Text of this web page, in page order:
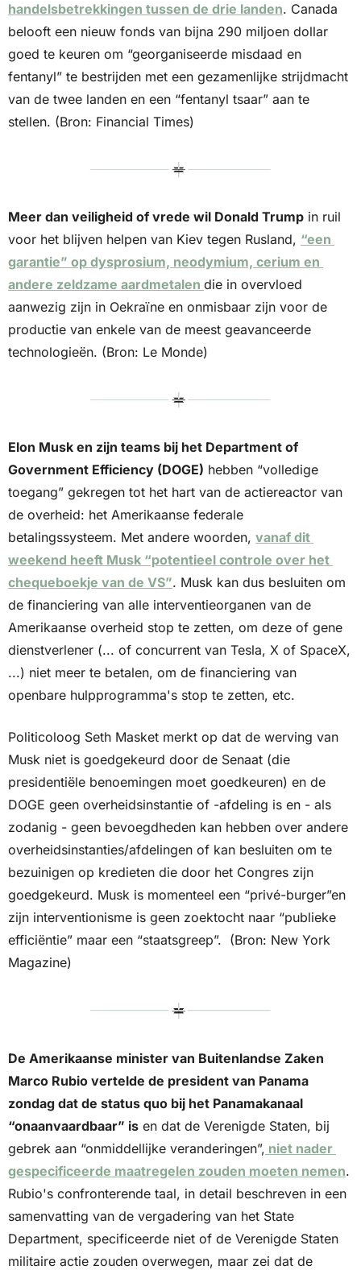
handelsbetrekkingen tussen de drie landen. Canada
belooft een nieuw fonds van bijna 290 miljoen dollar
goed te keuren om “georganiseerde misdaad en
fentanyl” te bestrijden met een gezamenlijke strijdmacht
van de twee landen en een “fentanyl tsaar” aan te
stellen. (Bron: Financial Times)
Meer dan veiligheid of vrede wil Donald Trump in ruil
voor het blijven helpen van Kiev tegen Rusland, “een
garantie” op dysprosium, neodymium, cerium en
andere zeldzame aardmetalen die in overvloed
aanwezig zijn in Oekraïne en onmisbaar zijn voor de
productie van enkele van de meest geavanceerde
technologieën. (Bron: Le Monde)
Elon Musk en zijn teams bij het Department of
Government Efficiency (DOGE) hebben “volledige
toegang” gekregen tot het hart van de actiereactor van
de overheid: het Amerikaanse federale
betalingssysteem. Met andere woorden, vanaf dit
weekend heeft Musk “potentieel controle over het
chequeboekje van de VS”. Musk kan dus besluiten om
de financiering van alle interventieorganen van de
Amerikaanse overheid stop te zetten, om deze of gene
dienstverlener (... of concurrent van Tesla, X of SpaceX,
...) niet meer te betalen, om de financiering van
openbare hulpprogramma's stop te zetten, etc.
Politicoloog Seth Masket merkt op dat de werving van
Musk niet is goedgekeurd door de Senaat (die
presidentiële benoemingen moet goedkeuren) en de
DOGE geen overheidsinstantie of -afdeling is en - als
zodanig - geen bevoegdheden kan hebben over andere
overheidsinstanties/afdelingen of kan besluiten om te
bezuinigen op kredieten die door het Congres zijn
goedgekeurd. Musk is momenteel een “privé-burger”en
zijn interventionisme is geen zoektocht naar “publieke
efficiëntie” maar een “staatsgreep”.  (Bron: New York
Magazine)
De Amerikaanse minister van Buitenlandse Zaken
Marco Rubio vertelde de president van Panama
zondag dat de status quo bij het Panamakanaal
“onaanvaardbaar” is en dat de Verenigde Staten, bij
gebrek aan “onmiddellijke veranderingen”, niet nader
gespecificeerde maatregelen zouden moeten nemen.
Rubio's confronterende taal, in detail beschreven in een
samenvatting van de vergadering van het State
Department, specificeerde niet of de Verenigde Staten
militaire actie zouden overwegen, maar zei dat de